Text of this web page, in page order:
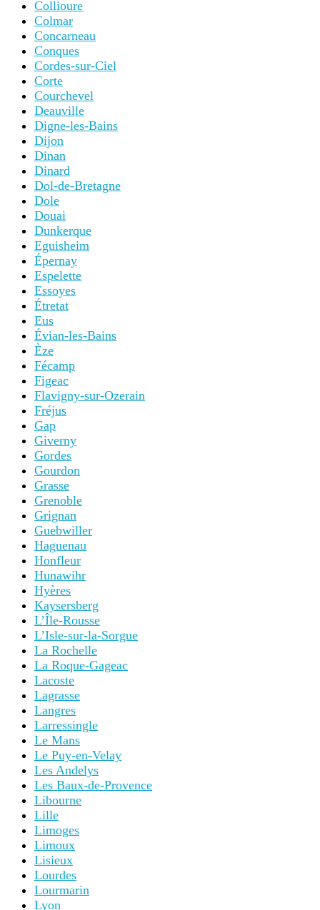
Collioure
Colmar
Concarneau
Conques
Cordes-sur-Ciel
Corte
Courchevel
Deauville
Digne-les-Bains
Dijon
Dinan
Dinard
Dol-de-Bretagne
Dole
Douai
Dunkerque
Eguisheim
Épernay
Espelette
Essoyes
Étretat
Eus
Évian-les-Bains
Èze
Fécamp
Figeac
Flavigny-sur-Ozerain
Fréjus
Gap
Giverny
Gordes
Gourdon
Grasse
Grenoble
Grignan
Guebwiller
Haguenau
Honfleur
Hunawihr
Hyères
Kaysersberg
L’Île-Rousse
L’Isle-sur-la-Sorgue
La Rochelle
La Roque-Gageac
Lacoste
Lagrasse
Langres
Larressingle
Le Mans
Le Puy-en-Velay
Les Andelys
Les Baux-de-Provence
Libourne
Lille
Limoges
Limoux
Lisieux
Lourdes
Lourmarin
Lyon